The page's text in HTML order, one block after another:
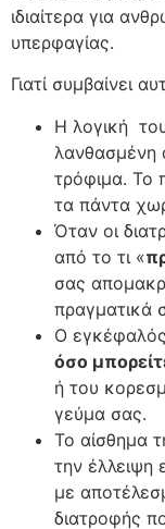
ιδιαίτερα για
υπερφαγίας.
Γιατί συμβαίνει
Η λογική
τρόφιμα. Το
τα πάντα
Όταν οι
από το τι «
σας
πραγματικά
Ο
όσο
ή του
γεύμα σας.
Το αίσθημα
την έλλειψη
με
διατροφής